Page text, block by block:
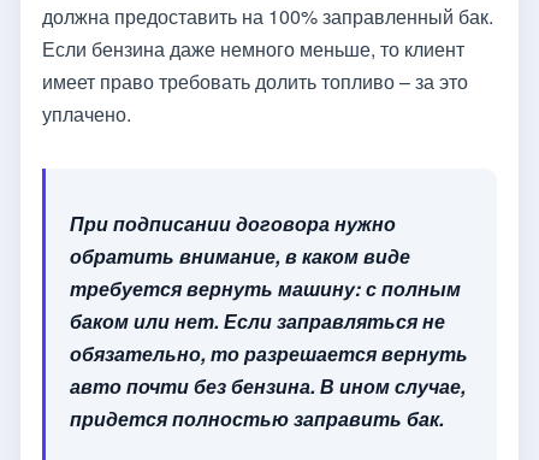
должна предоставить на 100% заправленный бак.
Если бензина даже немного меньше, то клиент
имеет право требовать долить топливо – за это
уплачено.
При подписании договора нужно
обратить внимание, в каком виде
требуется вернуть машину: с полным
баком или нет. Если заправляться не
обязательно, то разрешается вернуть
авто почти без бензина. В ином случае,
придется полностью заправить бак.